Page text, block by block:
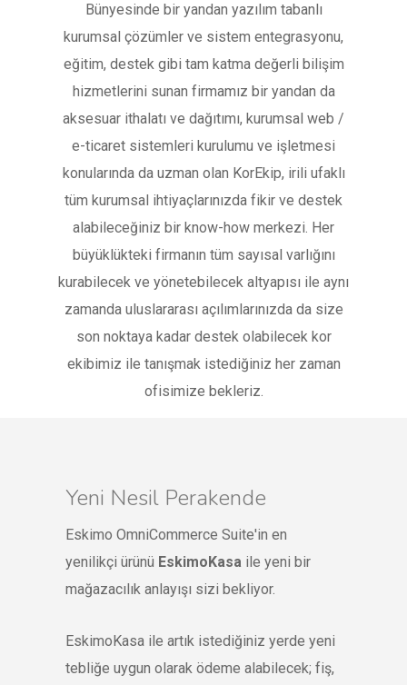
Bünyesinde bir yandan yazılım tabanlı
kurumsal çözümler ve sistem entegrasyonu,
eğitim, destek gibi tam katma değerli bilişim
hizmetlerini sunan firmamız bir yandan da
aksesuar ithalatı ve dağıtımı, kurumsal web /
e-ticaret sistemleri kurulumu ve işletmesi
konularında da uzman olan KorEkip, irili ufaklı
tüm kurumsal ihtiyaçlarınızda fikir ve destek
alabileceğiniz bir know-how merkezi. Her
büyüklükteki firmanın tüm sayısal varlığını
kurabilecek ve yönetebilecek altyapısı ile aynı
zamanda uluslararası açılımlarınızda da size
son noktaya kadar destek olabilecek kor
ekibimiz ile tanışmak istediğiniz her zaman
ofisimize bekleriz.
Yeni Nesil Perakende
Eskimo OmniCommerce Suite'in en
yenilikçi ürünü EskimoKasa ile yeni bir
mağazacılık anlayışı sizi bekliyor.
EskimoKasa ile artık istediğiniz yerde yeni
tebliğe uygun olarak ödeme alabilecek; fiş,